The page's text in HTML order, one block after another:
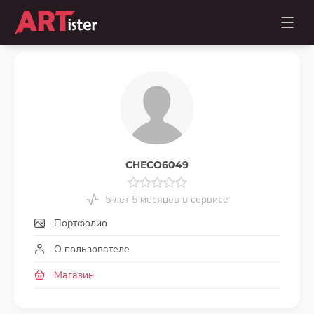
CHECO6049
5 лет 5 месяцев в сервисе
Портфолио
О пользователе
Магазин